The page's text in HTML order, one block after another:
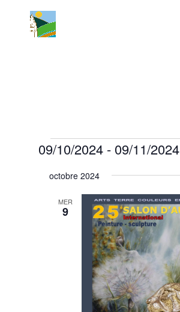
Évènements
09/10/2024 - 09/11/2024
date.
octobre 2024
MER
9